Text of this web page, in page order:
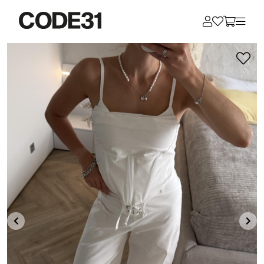
Для клиентов всех банков
Разбейте
оплатуна части
без переплат
График платежей
Сегодня
25